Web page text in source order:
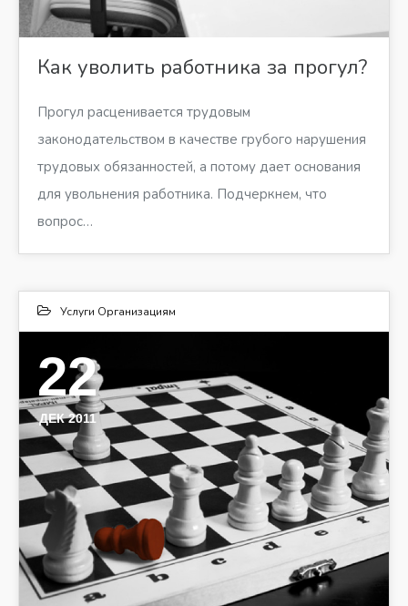
Как уволить работника за прогул?
Прогул расценивается трудовым
законодательством в качестве грубого нарушения
трудовых обязанностей, а потому дает основания
для увольнения работника. Подчеркнем, что
вопрос…
Услуги Организациям
22
ДЕК 2011